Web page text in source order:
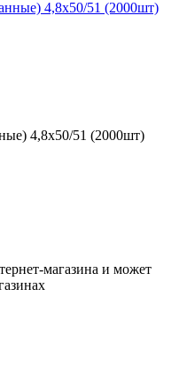
4,8х50/51 (2000шт)
магазина и может